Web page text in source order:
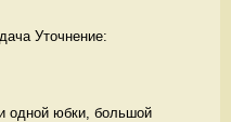
Уточнение:
одной юбки, большой